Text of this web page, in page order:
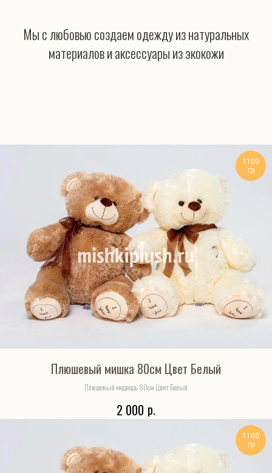
Мы с любовью создаем одежду из натуральных
материалов и аксессуары из экокожи
1100
гр
Плюшевый мишка 80см Цвет Белый
Плюшевый медведь 80см Цвет Белый
2 000 р.
1100
гр